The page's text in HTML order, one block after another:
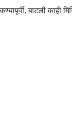
बाटली